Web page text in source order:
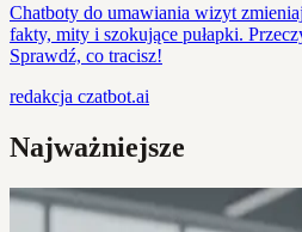
Chatboty do umawiania wizyt
fakty, mity i szokujące pułapki.
Sprawdź, co tracisz!
redakcja czatbot.ai
Najważniejsze